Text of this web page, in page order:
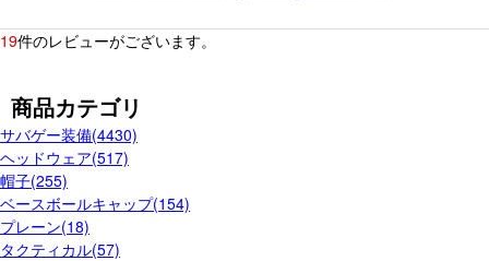
19件のレビューがございます。
商品カテゴリ
サバゲー装備(4430)
ヘッドウェア(517)
帽子(255)
ベースボールキャップ(154)
プレーン(18)
タクティカル(57)